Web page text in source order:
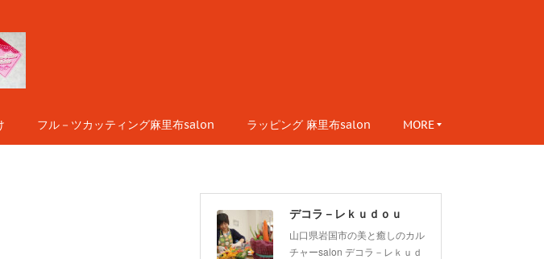
フル－ツカッティング麻里布salon ラッピング 麻里布salon MORE
デコラ－レｋｕｄｏｕ
山口県岩国市の美と癒しのカル
チャーsalon デコラ－レｋｕｄ